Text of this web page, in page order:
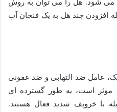
شود. هل را می توان به روش
افزودن چند هل به یک فنجان آب
عامل ضد التهابی و ضد عفونی
است، به طور گسترده ای
با خروپف شدید فعال هستند.